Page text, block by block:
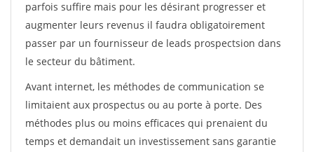
parfois suffire mais pour les désirant progresser et
augmenter leurs revenus il faudra obligatoirement
passer par un fournisseur de leads prospectsion dans
le secteur du bâtiment.
Avant internet, les méthodes de communication se
limitaient aux prospectus ou au porte à porte. Des
méthodes plus ou moins efficaces qui prenaient du
temps et demandait un investissement sans garantie